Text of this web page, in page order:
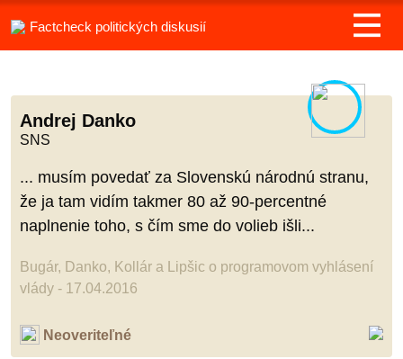
Factcheck politických diskusií
Andrej Danko
SNS
... musím povedať za Slovenskú národnú stranu,
že ja tam vidím takmer 80 až 90-percentné
naplnenie toho, s čím sme do volieb išli...
Bugár, Danko, Kollár a Lipšic o programovom vyhlásení
vlády - 17.04.2016
Neoveriteľné